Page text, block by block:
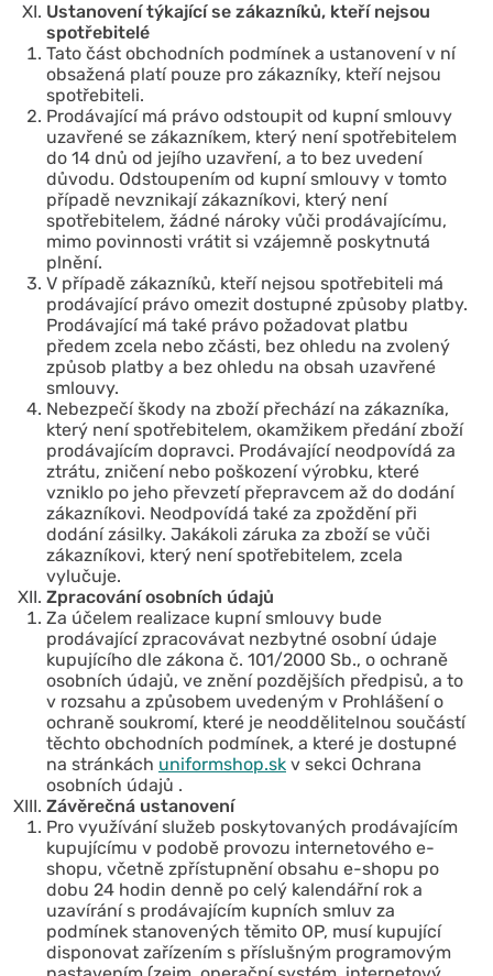
Ustanovení týkající se zákazníků, kteří nejsou
spotřebitelé
Tato část obchodních podmínek a ustanovení v ní
obsažená platí pouze pro zákazníky, kteří nejsou
spotřebiteli.
Prodávající má právo odstoupit od kupní smlouvy
uzavřené se zákazníkem, který není spotřebitelem
do 14 dnů od jejího uzavření, a to bez uvedení
důvodu. Odstoupením od kupní smlouvy v tomto
případě nevznikají zákazníkovi, který není
spotřebitelem, žádné nároky vůči prodávajícímu,
mimo povinnosti vrátit si vzájemně poskytnutá
plnění.
V případě zákazníků, kteří nejsou spotřebiteli má
prodávající právo omezit dostupné způsoby platby.
Prodávající má také právo požadovat platbu
předem zcela nebo zčásti, bez ohledu na zvolený
způsob platby a bez ohledu na obsah uzavřené
smlouvy.
Nebezpečí škody na zboží přechází na zákazníka,
který není spotřebitelem, okamžikem předání zboží
prodávajícím dopravci. Prodávající neodpovídá za
ztrátu, zničení nebo poškození výrobku, které
vzniklo po jeho převzetí přepravcem až do dodání
zákazníkovi. Neodpovídá také za zpoždění při
dodání zásilky. Jakákoli záruka za zboží se vůči
zákazníkovi, který není spotřebitelem, zcela
vylučuje.
Zpracování osobních údajů
Za účelem realizace kupní smlouvy bude
prodávající zpracovávat nezbytné osobní údaje
kupujícího dle zákona č. 101/2000 Sb., o ochraně
osobních údajů, ve znění pozdějších předpisů, a to
v rozsahu a způsobem uvedeným v Prohlášení o
ochraně soukromí, které je neoddělitelnou součástí
těchto obchodních podmínek, a které je dostupné
na stránkách uniformshop.sk v sekci Ochrana
osobních údajů .
Závěrečná ustanovení
Pro využívání služeb poskytovaných prodávajícím
kupujícímu v podobě provozu internetového e-
shopu, včetně zpřístupnění obsahu e-shopu po
dobu 24 hodin denně po celý kalendářní rok a
uzavírání s prodávajícím kupních smluv za
podmínek stanovených těmito OP, musí kupující
disponovat zařízením s příslušným programovým